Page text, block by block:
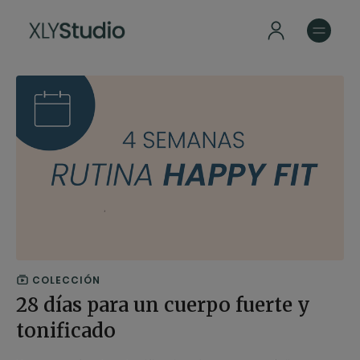
COLECCIÓN
28 días para un cuerpo fuerte y
tonificado